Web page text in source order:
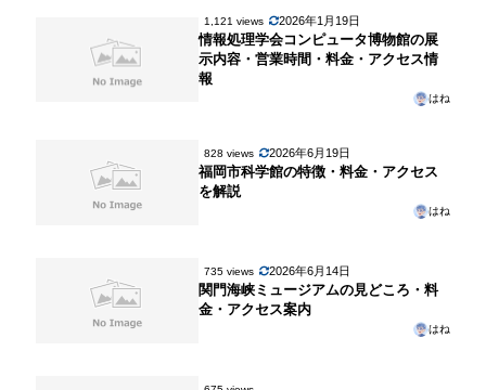
1,121 views 2026年1月19日
情報処理学会コンピュータ博物館の展
示内容・営業時間・料金・アクセス情
報
はね
828 views 2026年6月19日
福岡市科学館の特徴・料金・アクセス
を解説
はね
735 views 2026年6月14日
関門海峡ミュージアムの見どころ・料
金・アクセス案内
はね